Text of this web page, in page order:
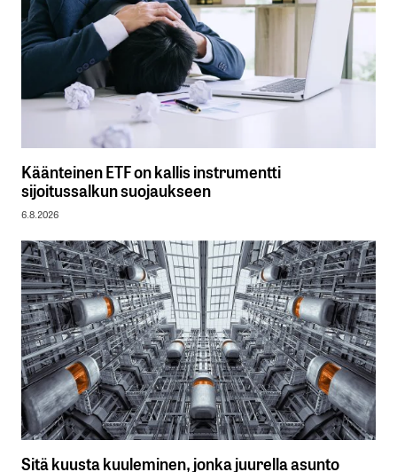
Käänteinen ETF on kallis instrumentti
sijoitussalkun suojaukseen
6.8.2026
Sitä kuusta kuuleminen, jonka juurella asunto